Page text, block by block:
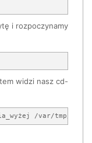
i rozpoczynamy
widzi nasz cd-